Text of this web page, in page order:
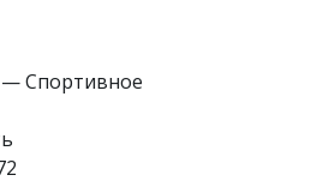
— Спортивное